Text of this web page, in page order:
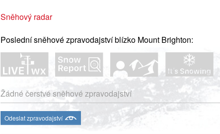
Sněhový radar
Poslední sněhové zpravodajství blízko Mount Brighton:
Žádné čerstvé sněhové zpravodajství
Odeslat zpravodajství